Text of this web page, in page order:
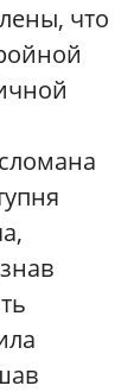
что